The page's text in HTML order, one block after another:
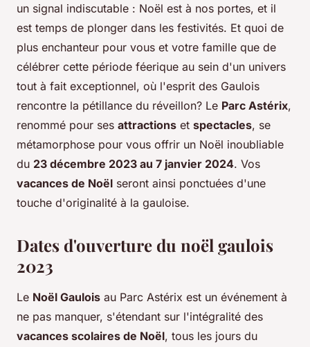
un signal indiscutable : Noël est à nos portes, et il
est temps de plonger dans les festivités. Et quoi de
plus enchanteur pour vous et votre famille que de
célébrer cette période féerique au sein d'un univers
tout à fait exceptionnel, où l'esprit des Gaulois
rencontre la pétillance du réveillon? Le Parc Astérix,
renommé pour ses attractions et spectacles, se
métamorphose pour vous offrir un Noël inoubliable
du 23 décembre 2023 au 7 janvier 2024. Vos
vacances de Noël seront ainsi ponctuées d'une
touche d'originalité à la gauloise.
Dates d'ouverture du noël gaulois
2023
Le Noël Gaulois au Parc Astérix est un événement à
ne pas manquer, s'étendant sur l'intégralité des
vacances scolaires de Noël, tous les jours du